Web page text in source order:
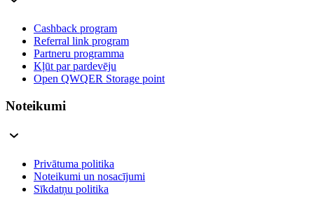
Cashback program
Referral link program
Partneru programma
Kļūt par pardevēju
Open QWQER Storage point
Noteikumi
Privātuma politika
Noteikumi un nosacījumi
Sīkdatņu politika